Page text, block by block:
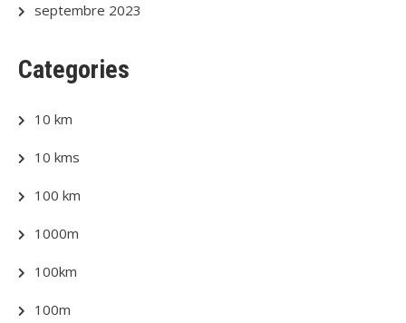
septembre 2023
Categories
10 km
10 kms
100 km
1000m
100km
100m